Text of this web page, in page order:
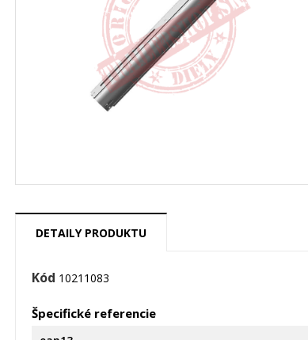
DETAILY PRODUKTU
Kód 10211083
Špecifické referencie